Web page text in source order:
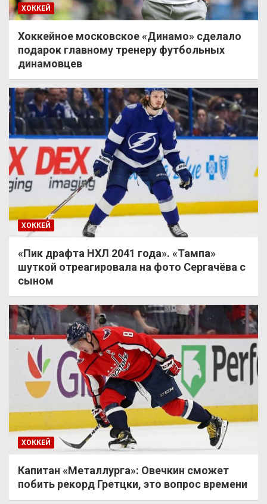
ХОККЕЙ
Хоккейное московское «Динамо» сделало
подарок главному тренеру футбольных
динамовцев
ХОККЕЙ
«Пик драфта НХЛ 2041 года». «Тампа»
шуткой отреагировала на фото Сергачёва с
сыном
ХОККЕЙ
Капитан «Металлурга»: Овечкин сможет
побить рекорд Гретцки, это вопрос времени